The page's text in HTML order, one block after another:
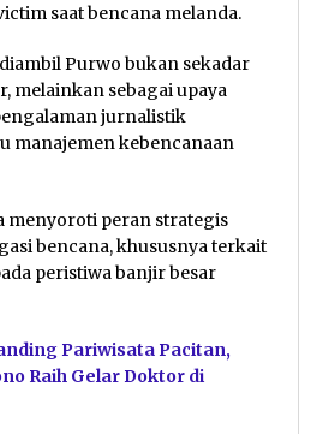
saat bencana melanda.
Purwo bukan sekadar
melainkan sebagai upaya
jurnalistik
manajemen kebencanaan
menyoroti peran strategis
bencana, khususnya terkait
peristiwa banjir besar
Pariwisata Pacitan,
Raih Gelar Doktor di